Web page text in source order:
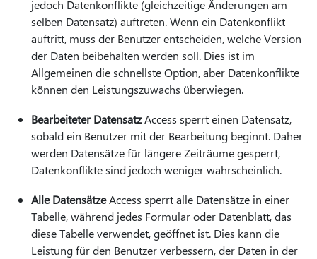
jedoch Datenkonflikte (gleichzeitige Änderungen am
selben Datensatz) auftreten. Wenn ein Datenkonflikt
auftritt, muss der Benutzer entscheiden, welche Version
der Daten beibehalten werden soll. Dies ist im
Allgemeinen die schnellste Option, aber Datenkonflikte
können den Leistungszuwachs überwiegen.
Bearbeiteter DatensatzAccess sperrt einen Datensatz,
sobald ein Benutzer mit der Bearbeitung beginnt. Daher
werden Datensätze für längere Zeiträume gesperrt,
Datenkonflikte sind jedoch weniger wahrscheinlich.
Alle DatensätzeAccess sperrt alle Datensätze in einer
Tabelle, während jedes Formular oder Datenblatt, das
diese Tabelle verwendet, geöffnet ist. Dies kann die
Leistung für den Benutzer verbessern, der Daten in der